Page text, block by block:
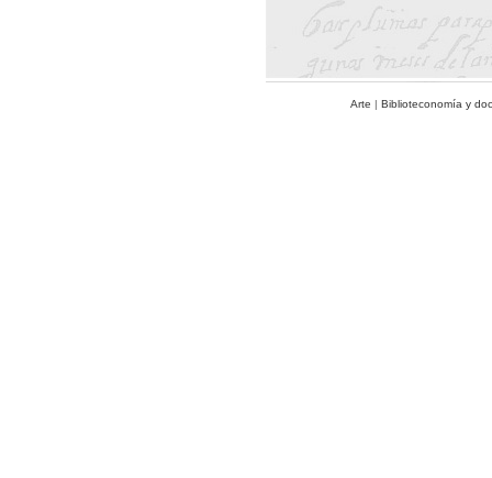
Arte | Biblioteconomía y